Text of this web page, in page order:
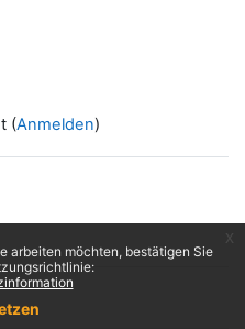
arbeiten möchten, bestätigen Sie
(Anmelden)